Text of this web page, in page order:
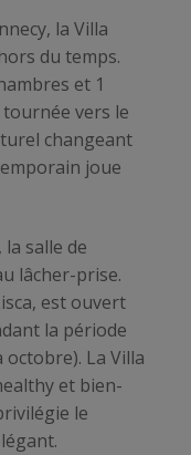
la Villa
du temps.
et 1
vers le
changeant
joue
la salle de
lâcher-prise.
est ouvert
la période
La Villa
et bien-
le